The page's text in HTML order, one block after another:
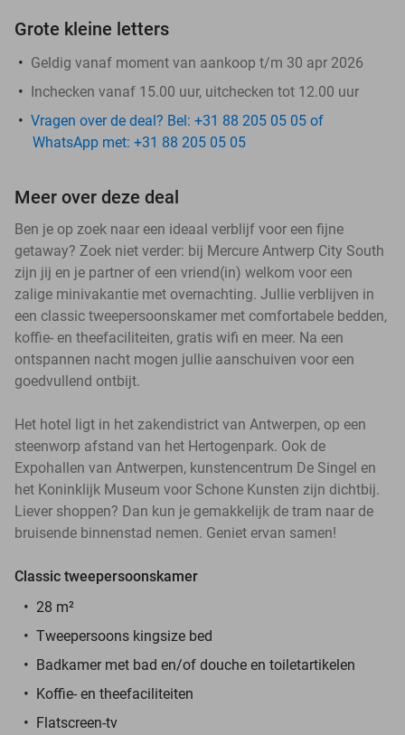
Grote kleine letters
Geldig vanaf moment van aankoop t/m 30 apr 2026
Inchecken vanaf 15.00 uur, uitchecken tot 12.00 uur
Vragen over de deal? Bel: +31 88 205 05 05 of
WhatsApp met: +31 88 205 05 05
Meer over deze deal
Ben je op zoek naar een ideaal verblijf voor een fijne
getaway? Zoek niet verder: bij Mercure Antwerp City South
zijn jij en je partner of een vriend(in) welkom voor een
zalige minivakantie met overnachting. Jullie verblijven in
een classic tweepersoonskamer met comfortabele bedden,
koffie- en theefaciliteiten, gratis wifi en meer. Na een
ontspannen nacht mogen jullie aanschuiven voor een
goedvullend ontbijt.
Het hotel ligt in het zakendistrict van Antwerpen, op een
steenworp afstand van het Hertogenpark. Ook de
Expohallen van Antwerpen, kunstencentrum De Singel en
het Koninklijk Museum voor Schone Kunsten zijn dichtbij.
Liever shoppen? Dan kun je gemakkelijk de tram naar de
bruisende binnenstad nemen. Geniet ervan samen!
Classic tweepersoonskamer
28 m²
Tweepersoons kingsize bed
Badkamer met bad en/of douche en toiletartikelen
Koffie- en theefaciliteiten
Flatscreen-tv